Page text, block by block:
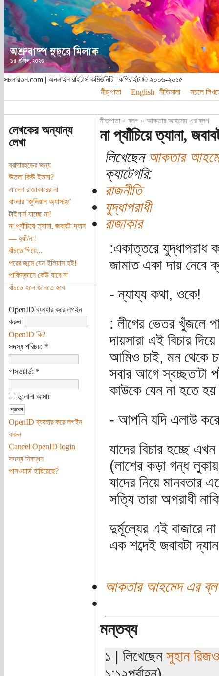
সচলায়তন.com | অনলাইন রাইটার্স কমিউনিটি | কপিরাইট © ২০০৬-২০১৫
নীড়পাতা
English নীতিমালা সচলে
লেখকের অন্যান্য
লেখা
ব্রাদারহুডের জন্য
উতলা কিউ ইতনা?
এ'দেশ রাজাকারের না
বাংলার ‘জুলিয়ান অ্যাসাঞ্জ’
টাইগার্স যাচ্ছে না!
না প্যাঁচিয়ে ত্যানা, জবাবটা দ্যান
— হ্যাঁ/না!
বাঁচতে গিয়ে...
পরের জন্মে যেন ইলিয়াস হই!
পাকিস্তানে কেউ যাবে না
বাঁচতে হলে জানতে হবে
OpenID ব্যবহার করে লগইন
করুন:
OpenID কি?
সদস্য পরিচয়: *
পাসওয়ার্ড: *
ভুলোনা আমায়
OpenID ব্যবহার করে লগইন
করুন
Cancel OpenID login
সদস্য নিবন্ধন
পাসওয়ার্ড হারিয়েছে?
নীড়পাতা»ব্লগ» আকতার আহমেদ এর ব্লগ
না প্যাঁচিয়ে ত্যানা,
লিখেছেন আকতার
ক্যাটেগরি:
রাজনীতি
যুদ্ধাপরাধী
রাজাকার
:একাত্তরে যুদ্ধাপরাধ
জামাত একা দায় নেবে
- ন্যায্য কথা, ওকে!
: লীগের ভেতর খুঁজলে
দায়সারা এই বিচার
আমিও চাই, মন থেকে
সবার আগে স্বচ্ছতাটা
কাউকে যেন না হতে হয়
- আপনি যদি এলাউ
যাদের বিচার হচ্ছে
(লাশের কড়া গন্ধ
যাদের নিয়ে মানবতার
সত্যি তারা অপরাধী
দুর্মূল্যের এই বাজারে না
এক শব্দেই জবাবটা
আকতার আহমেদ এর
মন্তব্য
১ | লিখেছেন সুহান